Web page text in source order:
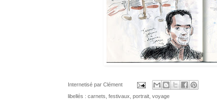
Internetisé par Clément
libellés : carnets, festivaux, portrait, voyage